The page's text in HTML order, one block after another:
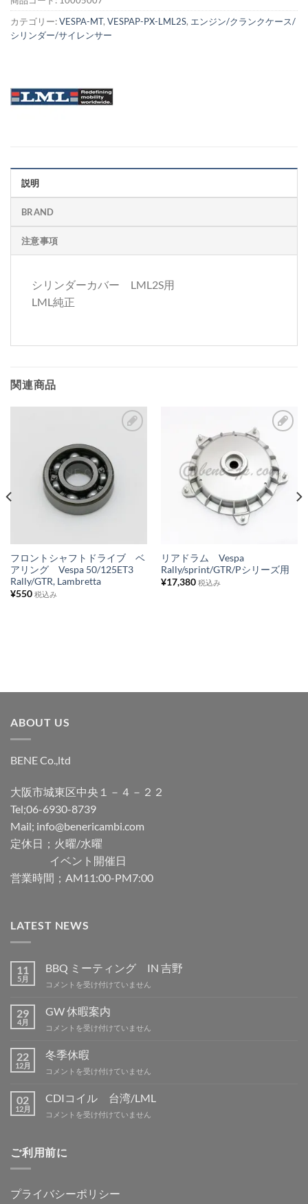
カテゴリー:VESPA-MT, VESPAP-PX-LML2S, エンジン/クランクケース/
シリンダー/サイレンサー
説明
BRAND
注意事項
シリンダーカバー LML2S用
LML純正
関連商品
ト
フロントシャフトドライブ ベ
アリング Vespa 50/125ET3
Rally/GTR, Lambretta
¥550 税込み
お
気
に
入
ト
リアドラム Vespa
Rally/sprint/GTR/Pシリーズ用
¥17,380 税込み
ABOUT US
BENE Co.,ltd
大阪市城東区中央１－４－２２
Tel;06-6930-8739
Mail; info@benericambi.com
定休日；火曜/水曜
イベント開催日
営業時間；AM11:00-PM7:00
LATEST NEWS
11
5月
BBQ ミーティング IN 吉野
BBQ
ー
テ
ィ
グ
吉
は
コメントを受け付けていません
29
4月
GW 休暇案内
GW
暇
案
内
コメントを受け付けていません
22
12月
冬季休暇
冬
休
暇
は
コメントを受け付けていません
02
12月
CDIコイル 台湾/LML
CDI
ル
台
コメントを受け付けていません
ご利用前に
プライバシーポリシー